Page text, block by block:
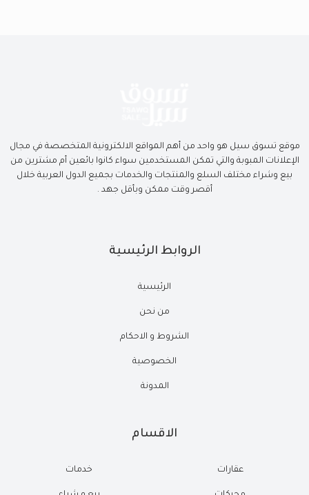
موقع تسوق سيل هو واحد من أهم المواقع الالكترونية المتخصصة في مجال
الإعلانات المبوبة والتي تمكن المستخدمين سواء كانوا بائعين أم مشترين من
بيع وشراء مختلف السلع والمنتجات والخدمات بجميع الدول العربية خلال
أقصر وقت ممكن وبأقل جهد .
الروابط الرئيسية
الرئيسية
من نحن
الشروط و الاحكام
الخصوصية
المدونة
الاقسام
عقارات خدمات